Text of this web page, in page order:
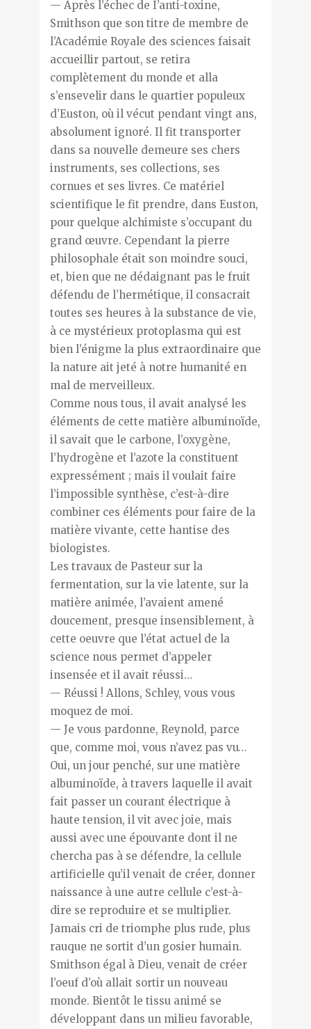
— Après l’échec de I’anti-toxine,
Smithson que son titre de membre de
l’Académie Royale des sciences faisait
accueillir partout, se retira
complètement du monde et alla
s’ensevelir dans le quartier populeux
d’Euston, où il vécut pendant vingt ans,
absolument ignoré. Il fit transporter
dans sa nouvelle demeure ses chers
instruments, ses collections, ses
cornues et ses livres. Ce matériel
scientifique le fit prendre, dans Euston,
pour quelque alchimiste s’occupant du
grand œuvre. Cependant la pierre
philosophale était son moindre souci,
et, bien que ne dédaignant pas le fruit
défendu de l’hermétique, il consacrait
toutes ses heures à la substance de vie,
à ce mystérieux protoplasma qui est
bien l’énigme la plus extraordinaire que
la nature ait jeté à notre humanité en
mal de merveilleux.
Comme nous tous, il avait analysé les
éléments de cette matière albuminoïde,
il savait que le carbone, l’oxygène,
l’hydrogène et l’azote la constituent
expressément ; mais il voulait faire
l’impossible synthèse, c’est-à-dire
combiner ces éléments pour faire de la
matière vivante, cette hantise des
biologistes.
Les travaux de Pasteur sur la
fermentation, sur la vie latente, sur la
matière animée, l’avaient amené
doucement, presque insensiblement, à
cette oeuvre que l’état actuel de la
science nous permet d’appeler
insensée et il avait réussi…
— Réussi ! Allons, Schley, vous vous
moquez de moi.
— Je vous pardonne, Reynold, parce
que, comme moi, vous n’avez pas vu…
Oui, un jour penché, sur une matière
albuminoïde, à travers laquelle il avait
fait passer un courant électrique à
haute tension, il vit avec joie, mais
aussi avec une épouvante dont il ne
chercha pas à se défendre, la cellule
artificielle qu’il venait de créer, donner
naissance à une autre cellule c’est-à-
dire se reproduire et se multiplier.
Jamais cri de triomphe plus rude, plus
rauque ne sortit d’un gosier humain.
Smithson égal à Dieu, venait de créer
l’oeuf d’où allait sortir un nouveau
monde. Bientôt le tissu animé se
développant dans un milieu favorable,